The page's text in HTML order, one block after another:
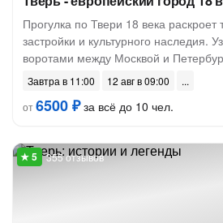
Прогулка по Твери 18 века
застройки и культурного наследия.
воротами между Москвой и
Завтра в 11:00
12 авг в 09:00
от6500 ₽за всё до 10 чел.
355 отзывов